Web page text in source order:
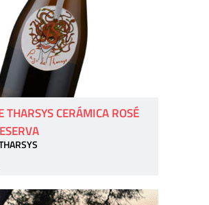
THARSYS CERÁMICA ROSÉ